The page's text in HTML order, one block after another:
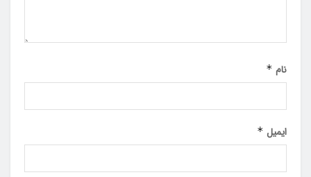
نام *
ایمیل *